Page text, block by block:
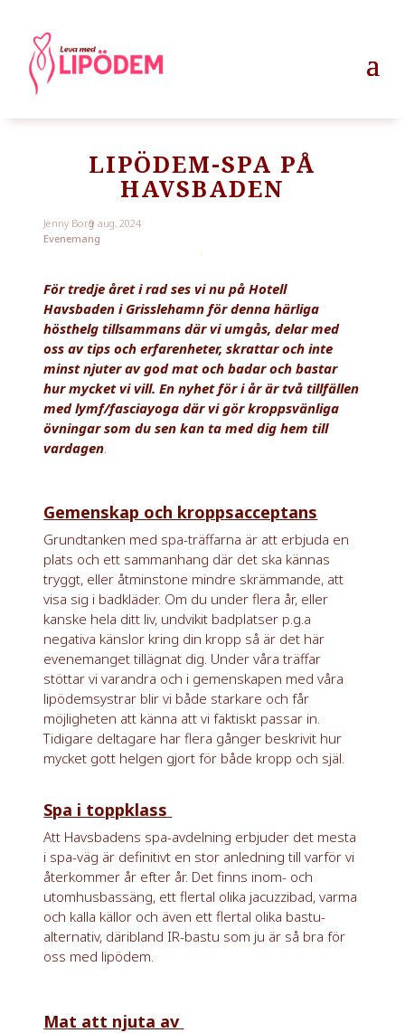
LIPÖDEM-SPA PÅ
HAVSBADEN
Jenny Borg9 aug, 2024
Evenemang
För tredje året i rad ses vi nu på Hotell
Havsbaden i Grisslehamn för denna härliga
hösthelg tillsammans där vi umgås, delar med
oss av tips och erfarenheter, skrattar och inte
minst njuter av god mat och badar och bastar
hur mycket vi vill. En nyhet för i år är två tillfällen
med lymf/fasciayoga där vi gör kroppsvänliga
övningar som du sen kan ta med dig hem till
vardagen
Gemenskap och kroppsacceptans
Grundtanken med spa-träffarna är att erbjuda en
plats och ett sammanhang där det ska kännas
tryggt, eller åtminstone mindre skrämmande, att
visa sig i badkläder. Om du under flera år, eller
kanske hela ditt liv, undvikit badplatser p.g.a
negativa känslor kring din kropp så är det här
evenemanget tillägnat dig. Under våra träffar
stöttar vi varandra och i gemenskapen med våra
lipödemsystrar blir vi både starkare och får
möjligheten att känna att vi faktiskt passar in.
Tidigare deltagare har flera gånger beskrivit hur
mycket gott helgen gjort för både kropp och själ.
Spa i toppklass
Att Havsbadens spa-avdelning erbjuder det mesta
i spa-väg är definitivt en stor anledning till varför vi
återkommer år efter år. Det finns inom- och
utomhusbassäng, ett flertal olika jacuzzibad, varma
och kalla källor och även ett flertal olika bastu-
alternativ, däribland IR-bastu som ju är så bra för
oss med lipödem.
Mat att njuta av